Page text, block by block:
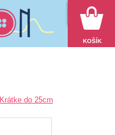
KOŠÍK
Krátke do 25cm